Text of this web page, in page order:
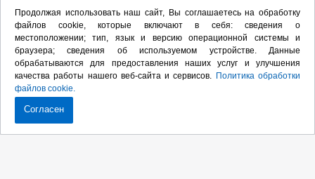
г. Тюмень, ул. 50 лет Октября, 120
Пн-Пт
: 09:00 – 19:00
Сб: 10:00 – 17:00
Вс: Выходной
Мы в социальных сетях:
Продолжая использовать наш сайт, Вы соглашаетесь на обработку
файлов cookie, которые включают в себя: сведения о
местоположении; тип, язык и версию операционной системы и
браузера; сведения об используемом устройстве. Данные
обрабатываются для предоставления наших услуг и улучшения
качества работы нашего веб-сайта и сервисов. Политика обработки
файлов cookie.
Согласен